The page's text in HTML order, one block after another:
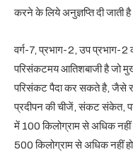
करने के लिये अनुज्ञप्ति दी जाती
वर्ग-7, प्रभाग-2, उप प्रभाग-2
परिसंकटमय आतिशबाजी है जो
परिसंकट पैदा कर सकते है, जैसे
प्रदीपन की चीजें, संकट संकेत,
में 100 किलोग्राम से अधिक नहीं
500 किलोग्राम से अधिक नहीं